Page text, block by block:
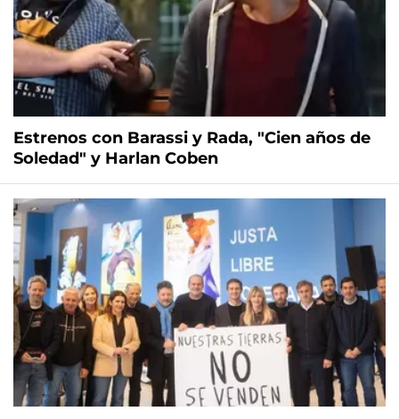
Estrenos con Barassi y Rada, "Cien años de
Soledad" y Harlan Coben